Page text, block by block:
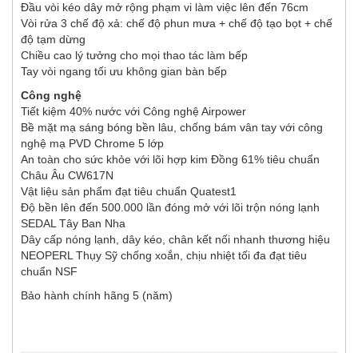
Đầu vòi kéo dây mở rộng phạm vi làm việc lên đến 76cm
Vòi rửa 3 chế độ xả: chế độ phun mưa + chế độ tạo bọt + chế
độ tạm dừng
Chiều cao lý tưởng cho mọi thao tác làm bếp
Tay vòi ngang tối ưu không gian bàn bếp
Công nghệ
Tiết kiệm 40% nước với Công nghệ Airpower
Bề mặt mạ sáng bóng bền lâu, chống bám vân tay với công
nghệ mạ PVD Chrome 5 lớp
An toàn cho sức khỏe với lõi hợp kim Đồng 61% tiêu chuẩn
Châu Âu CW617N
Vật liệu sản phẩm đạt tiêu chuẩn Quatest1
Độ bền lên đến 500.000 lần đóng mở với lõi trộn nóng lạnh
SEDAL Tây Ban Nha
Dây cấp nóng lạnh, dây kéo, chân kết nối nhanh thương hiệu
NEOPERL Thụy Sỹ chống xoắn, chịu nhiệt tối đa đạt tiêu
chuẩn NSF
Bảo hành chính hãng 5 (năm)